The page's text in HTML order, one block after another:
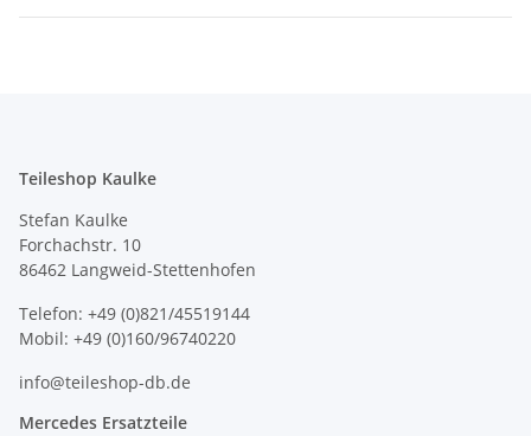
Teileshop Kaulke
Stefan Kaulke
Forchachstr. 10
86462 Langweid-Stettenhofen
Telefon: +49 (0)821/45519144
Mobil: +49 (0)160/96740220
info@teileshop-db.de
Mercedes Ersatzteile